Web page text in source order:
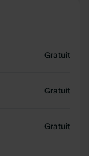
Gratuit
Gratuit
Gratuit